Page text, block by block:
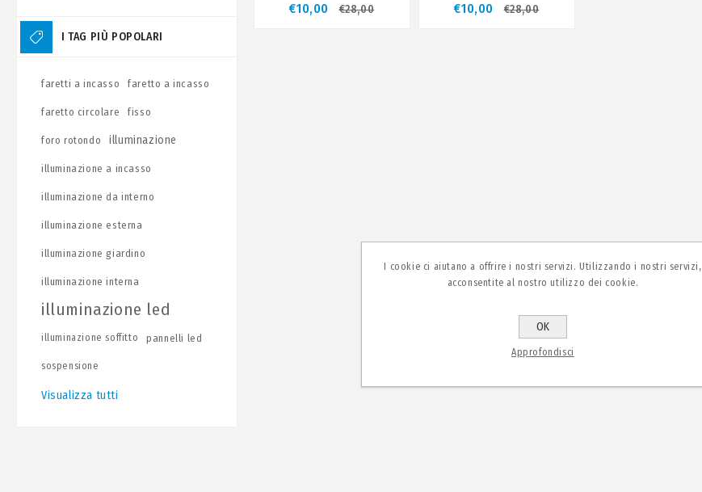
€10,00 €28,00 €10,00 €28,00
I TAG PIÙ POPOLARI
faretti a incasso faretto a incasso
faretto circolare fisso
foro rotondo illuminazione
illuminazione a incasso
illuminazione da interno
illuminazione esterna
illuminazione giardino
illuminazione interna
illuminazione led
illuminazione soffitto pannelli led
sospensione
Visualizza tutti
I cookie ci aiutano a offrire i nostri servizi. Utilizzando i nostri servizi,
acconsentite al nostro utilizzo dei cookie.
OK
Approfondisci